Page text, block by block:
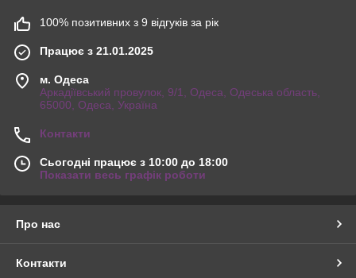
100% позитивних з 9 відгуків за рік
Працює з 21.01.2025
м. Одеса
Аркадіївський провулок, 9/1, Одеса, Одеська область,
65000, Одеса, Україна
Контакти
Сьогодні працює з 10:00 до 18:00
Показати весь графік роботи
Про нас
Контакти